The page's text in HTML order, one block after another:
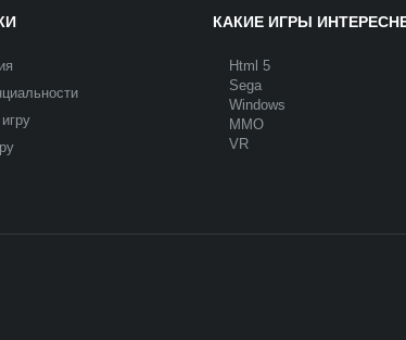
КАКИЕ ИГРЫ
Html 5
Sega
Windows
MMO
VR